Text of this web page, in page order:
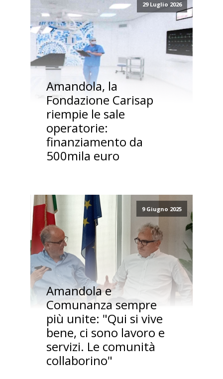
29 Luglio 2026
Amandola, la
Fondazione Carisap
riempie le sale
operatorie:
finanziamento da
500mila euro
9 Giugno 2025
Amandola e
Comunanza sempre
più unite: "Qui si vive
bene, ci sono lavoro e
servizi. Le comunità
collaborino"